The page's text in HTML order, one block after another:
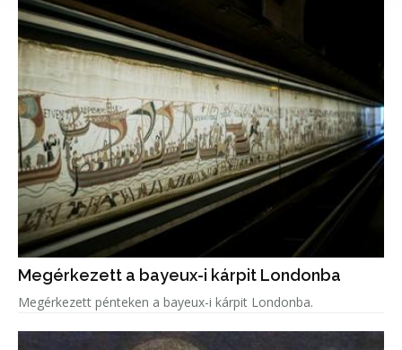
Megérkezett a bayeux-i kárpit Londonba
Megérkezett pénteken a bayeux-i kárpit Londonba.